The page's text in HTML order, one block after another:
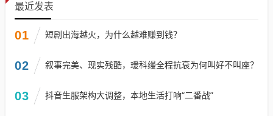
最近发表
01 短剧出海越火，为什么越难赚到钱？
02 叙事完美、现实残酷，瑷科缦全程抗衰为何叫好不叫座？
03 抖音生服架构大调整，本地生活打响“二番战”